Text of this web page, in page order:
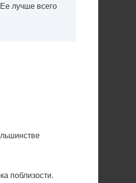
лучше всего
поблизости.